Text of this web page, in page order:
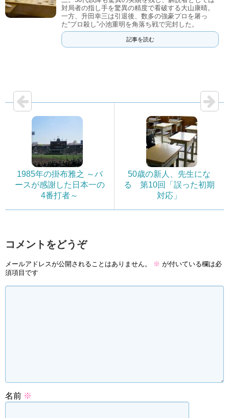
対局者の指し手を驚異の精度で看破する大山康晴。
一方、升田幸三は引退後、数多の強豪プロを屠っ
た“プロ殺し”小池重明を角落ち戦で完封した。
記事を読む
1985年の掛布雅之 ～バ
ースが感謝した日本一の
4番打者～
50歳の新人、先生にな
る 第10回「誤った初期
対応」
コメントをどうぞ
メールアドレスが公開されることはありません。 ※ が付いている欄は必
須項目です
名前 ※